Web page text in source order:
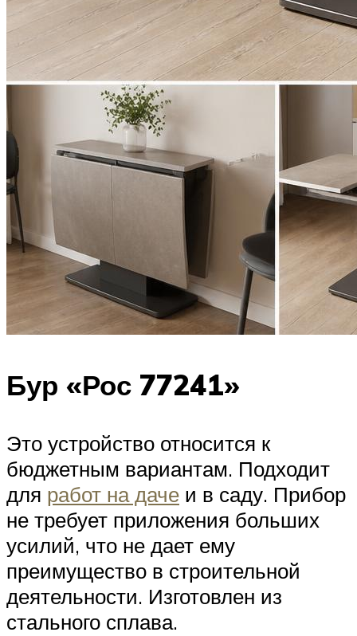
Бур «Рос 77241»
Это устройство относится к
бюджетным вариантам. Подходит
для работ на даче и в саду. Прибор
не требует приложения больших
усилий, что не дает ему
преимущество в строительной
деятельности. Изготовлен из
стального сплава.